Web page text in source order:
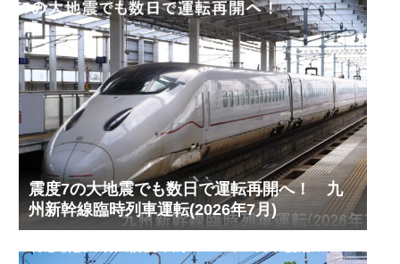
震度7の大地震でも数日で運転再開へ！ 九
州新幹線臨時列車運転(2026年7月)